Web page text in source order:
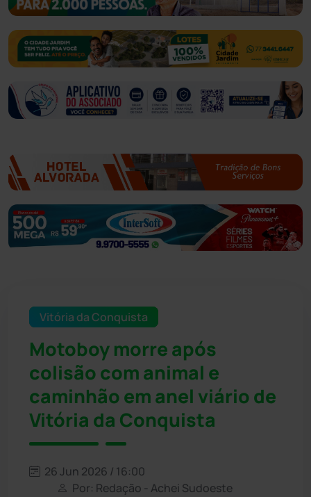
Vitória da Conquista
Motoboy morre após
colisão com animal e
caminhão em anel viário de
Vitória da Conquista
26 Jun 2026 / 16:00
Por: Redação - Achei Sudoeste